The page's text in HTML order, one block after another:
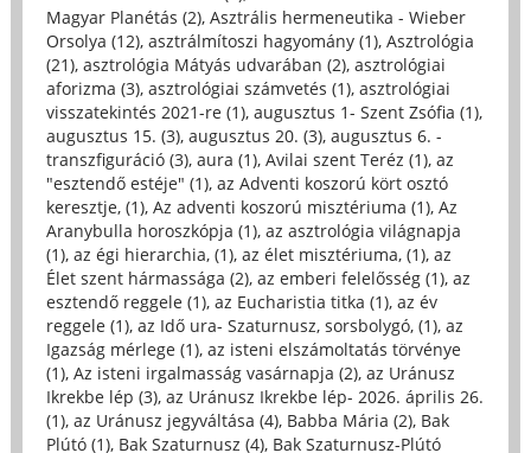
Magyar Planétás (2), Asztrális hermeneutika - Wieber
Orsolya (12), asztrálmítoszi hagyomány (1), Asztrológia
(21), asztrológia Mátyás udvarában (2), asztrológiai
aforizma (3), asztrológiai számvetés (1), asztrológiai
visszatekintés 2021-re (1), augusztus 1- Szent Zsófia (1),
augusztus 15. (3), augusztus 20. (3), augusztus 6. -
transzfiguráció (3), aura (1), Avilai szent Teréz (1), az
"esztendő estéje" (1), az Adventi koszorú kört osztó
keresztje, (1), Az adventi koszorú misztériuma (1), Az
Aranybulla horoszkópja (1), az asztrológia világnapja
(1), az égi hierarchia, (1), az élet misztériuma, (1), az
Élet szent hármassága (2), az emberi felelősség (1), az
esztendő reggele (1), az Eucharistia titka (1), az év
reggele (1), az Idő ura- Szaturnusz, sorsbolygó, (1), az
Igazság mérlege (1), az isteni elszámoltatás törvénye
(1), Az isteni irgalmasság vasárnapja (2), az Uránusz
Ikrekbe lép (3), az Uránusz Ikrekbe lép- 2026. április 26.
(1), az Uránusz jegyváltása (4), Babba Mária (2), Bak
Plútó (1), Bak Szaturnusz (4), Bak Szaturnusz-Plútó